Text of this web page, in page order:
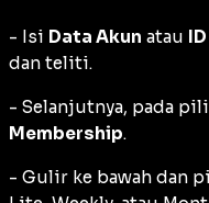
- Isi Data Akun atau
dan teliti.
- Selanjutnya, pada
Membership.
- Gulir ke bawah dan